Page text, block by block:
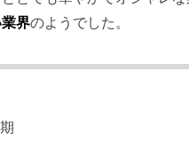
界のようでした。